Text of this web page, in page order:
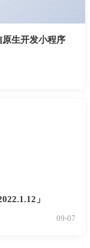
生开发小程序
」
09-07